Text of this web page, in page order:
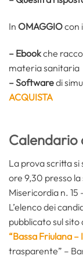
In OMAGGIOcon
– Ebookche
materia sanitaria
– Softwaredi
ACQUISTA
Calendario
La prova scritta
ore 9,30 presso
Misericordia n. 15
L’elenco dei
pubblicato sul sito
“Bassa Friulana –
trasparente” –